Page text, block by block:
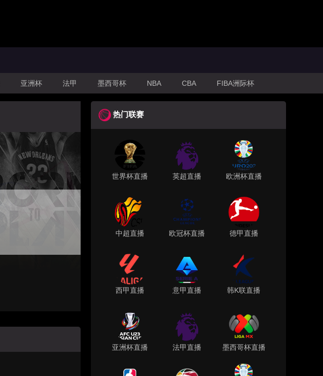
亚洲杯 法甲 墨西哥杯 NBA CBA FIBA洲际杯
热门联赛
世界杯直播 英超直播 欧洲杯直播
中超直播 欧冠杯直播 德甲直播
西甲直播 意甲直播 韩K联直播
亚洲杯直播 法甲直播 墨西哥杯直播